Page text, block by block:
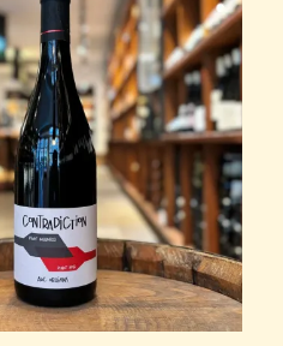
Add to
Wishlist